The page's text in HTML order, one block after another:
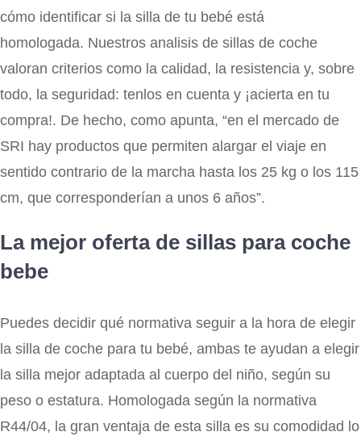
cómo identificar si la silla de tu bebé está
homologada. Nuestros analisis de sillas de coche
valoran criterios como la calidad, la resistencia y, sobre
todo, la seguridad: tenlos en cuenta y ¡acierta en tu
compra!. De hecho, como apunta, “en el mercado de
SRI hay productos que permiten alargar el viaje en
sentido contrario de la marcha hasta los 25 kg o los 115
cm, que corresponderían a unos 6 años”.
La mejor oferta de sillas para coche
bebe
Puedes decidir qué normativa seguir a la hora de elegir
la silla de coche para tu bebé, ambas te ayudan a elegir
la silla mejor adaptada al cuerpo del niño, según su
peso o estatura. Homologada según la normativa
R44/04, la gran ventaja de esta silla es su comodidad lo